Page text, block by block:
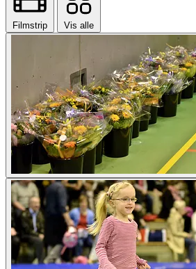
Filmstrip Vis alle